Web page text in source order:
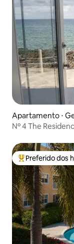
Apartamento ⋅
Nº 4 The
Entre os
Preferido dos